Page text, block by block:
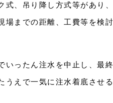
式、吊り降し方式等があり
場までの距離、工費等を検
いったん注水を中止し、最
えで一気に注水着底させる